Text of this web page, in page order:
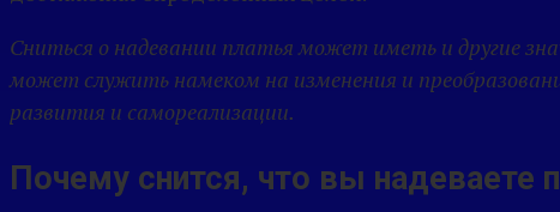
Сниться о надевании платья может иметь и другие
может служить намеком на изменения и
развития и самореализации.
Почему снится, что вы надеваете